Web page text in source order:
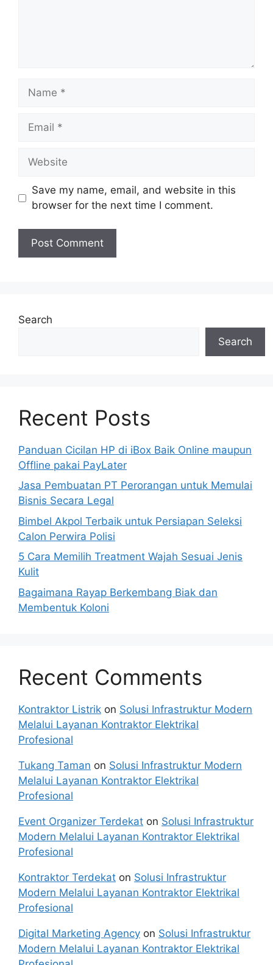
Name
Email
Website
Save my name, email, and website in this
browser for the next time I comment.
Search
Search
Recent Posts
Panduan Cicilan HP di iBox Baik Online maupun
Offline pakai PayLater
Jasa Pembuatan PT Perorangan untuk Memulai
Bisnis Secara Legal
Bimbel Akpol Terbaik untuk Persiapan Seleksi
Calon Perwira Polisi
5 Cara Memilih Treatment Wajah Sesuai Jenis
Kulit
Bagaimana Rayap Berkembang Biak dan
Membentuk Koloni
Recent Comments
Kontraktor Listrik on Solusi Infrastruktur Modern
Melalui Layanan Kontraktor Elektrikal
Profesional
Tukang Taman on Solusi Infrastruktur Modern
Melalui Layanan Kontraktor Elektrikal
Profesional
Event Organizer Terdekat on Solusi Infrastruktur
Modern Melalui Layanan Kontraktor Elektrikal
Profesional
Kontraktor Terdekat on Solusi Infrastruktur
Modern Melalui Layanan Kontraktor Elektrikal
Profesional
Digital Marketing Agency on Solusi Infrastruktur
Modern Melalui Layanan Kontraktor Elektrikal